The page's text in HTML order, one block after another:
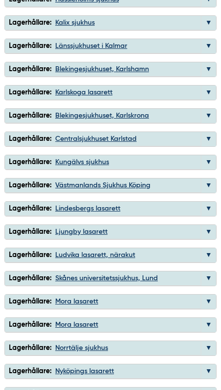
Lagerhållare: Kalix sjukhus
Lagerhållare: Länssjukhuset i Kalmar
Lagerhållare: Blekingesjukhuset, Karlshamn
Lagerhållare: Karlskoga lasarett
Lagerhållare: Blekingesjukhuset, Karlskrona
Lagerhållare: Centralsjukhuset Karlstad
Lagerhållare: Kungälvs sjukhus
Lagerhållare: Västmanlands Sjukhus Köping
Lagerhållare: Lindesbergs lasarett
Lagerhållare: Ljungby lasarett
Lagerhållare: Ludvika lasarett, närakut
Lagerhållare: Skånes universitetssjukhus, Lund
Lagerhållare: Mora lasarett
Lagerhållare: Mora lasarett
Lagerhållare: Norrtälje sjukhus
Lagerhållare: Nyköpings lasarett